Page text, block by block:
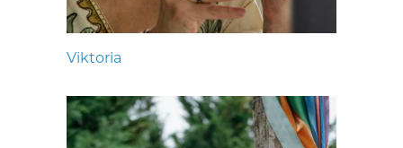
Viktoria